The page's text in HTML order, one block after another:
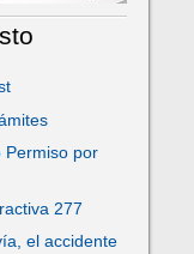
Permiso por
277
el accidente